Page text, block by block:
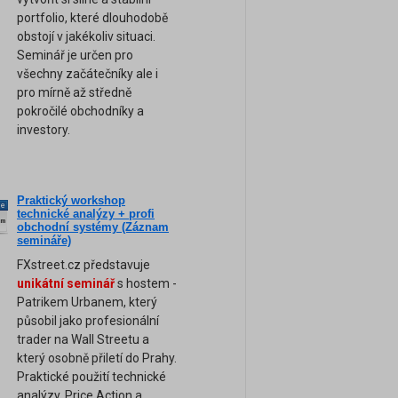
portfolio, které dlouhodobě
obstojí v jakékoliv situaci.
Seminář je určen pro
všechny začátečníky ale i
pro mírně až středně
pokročilé obchodníky a
investory.
Praktický workshop
technické analýzy + profi
obchodní systémy (Záznam
semináře)
FXstreet.cz představuje
unikátní seminářs hostem -
Patrikem Urbanem, který
působil jako profesionální
trader na Wall Streetu a
který osobně přiletí do Prahy.
Praktické použití technické